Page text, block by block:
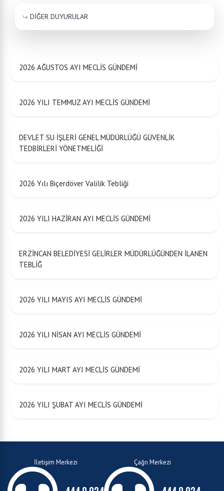
DİĞER DUYURULAR
2026 AĞUSTOS AYI MECLİS GÜNDEMİ
2026 YILI TEMMUZ AYI MECLİS GÜNDEMİ
DEVLET SU İŞLERİ GENEL MÜDÜRLÜĞÜ GÜVENLİK
TEDBİRLERİ YÖNETMELİĞİ
2026 Yılı Biçerdöver Valilik Tebliği
2026 YILI HAZİRAN AYI MECLİS GÜNDEMİ
ERZİNCAN BELEDİYESİ GELİRLER MÜDÜRLÜĞÜNDEN İLANEN
TEBLİĞ
2026 YILI MAYIS AYI MECLİS GÜNDEMİ
2026 YILI NİSAN AYI MECLİS GÜNDEMİ
2026 YILI MART AYI MECLİS GÜNDEMİ
2026 YILI ŞUBAT AYI MECLİS GÜNDEMİ
İletişim Merkezi Çağrı Merkezi